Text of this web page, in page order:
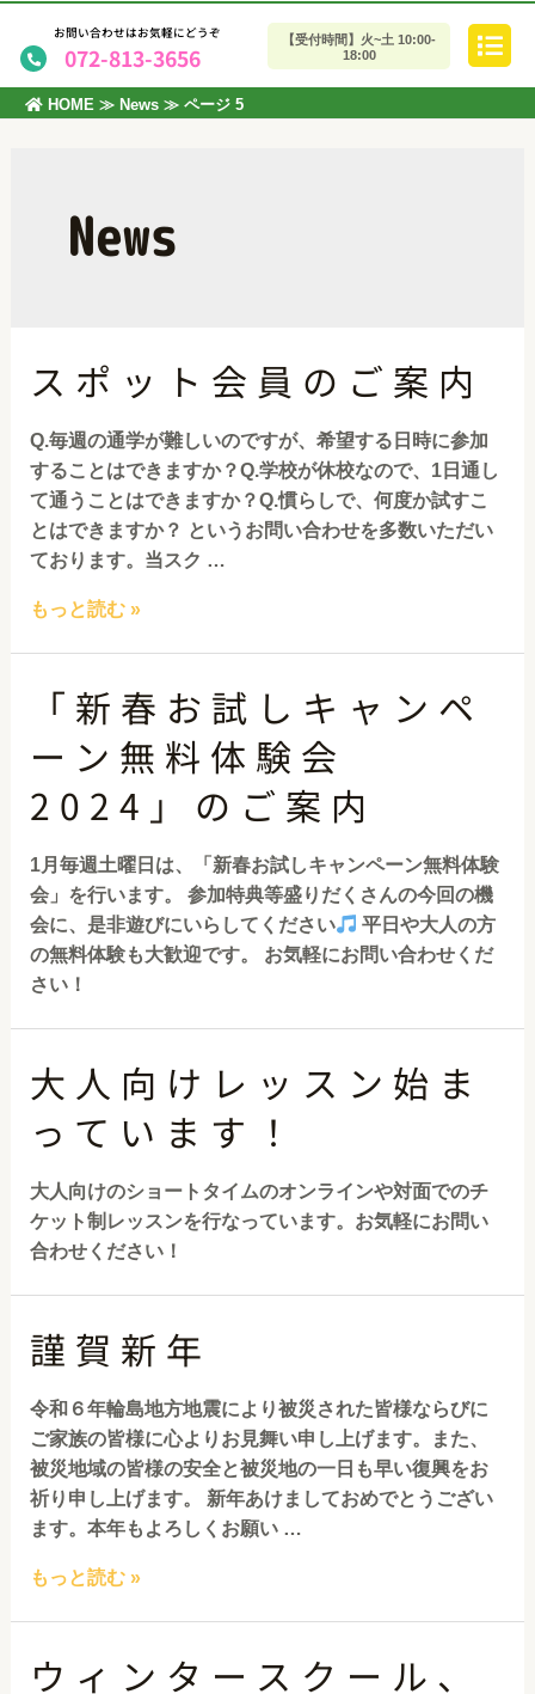
お問い合わせはお気軽にどうぞ
072-813-3656
【受付時間】火~土 10:00-
18:00
HOME ≫ News ≫ ページ 5
News
スポット会員のご案内
Q.毎週の通学が難しいのですが、希望する日時に参加
することはできますか？Q.学校が休校なので、1日通し
て通うことはできますか？Q.慣らしで、何度か試すこ
とはできますか？ というお問い合わせを多数いただい
ております。当スク …
もっと読む »
「新春お試しキャンペ
ーン無料体験会
2024」のご案内
1月毎週土曜日は、「新春お試しキャンペーン無料体験
会」を行います。 参加特典等盛りだくさんの今回の機
会に、是非遊びにいらしてください
平日や大人の方
の無料体験も大歓迎です。 お気軽にお問い合わせくだ
さい！
大人向けレッスン始ま
っています！
大人向けのショートタイムのオンラインや対面でのチ
ケット制レッスンを行なっています。お気軽にお問い
合わせください！
謹賀新年
令和６年輪島地方地震により被災された皆様ならびに
ご家族の皆様に心よりお見舞い申し上げます。また、
被災地域の皆様の安全と被災地の一日も早い復興をお
祈り申し上げます。 新年あけましておめでとうござい
ます。本年もよろしくお願い …
もっと読む »
ウィンタースクール、